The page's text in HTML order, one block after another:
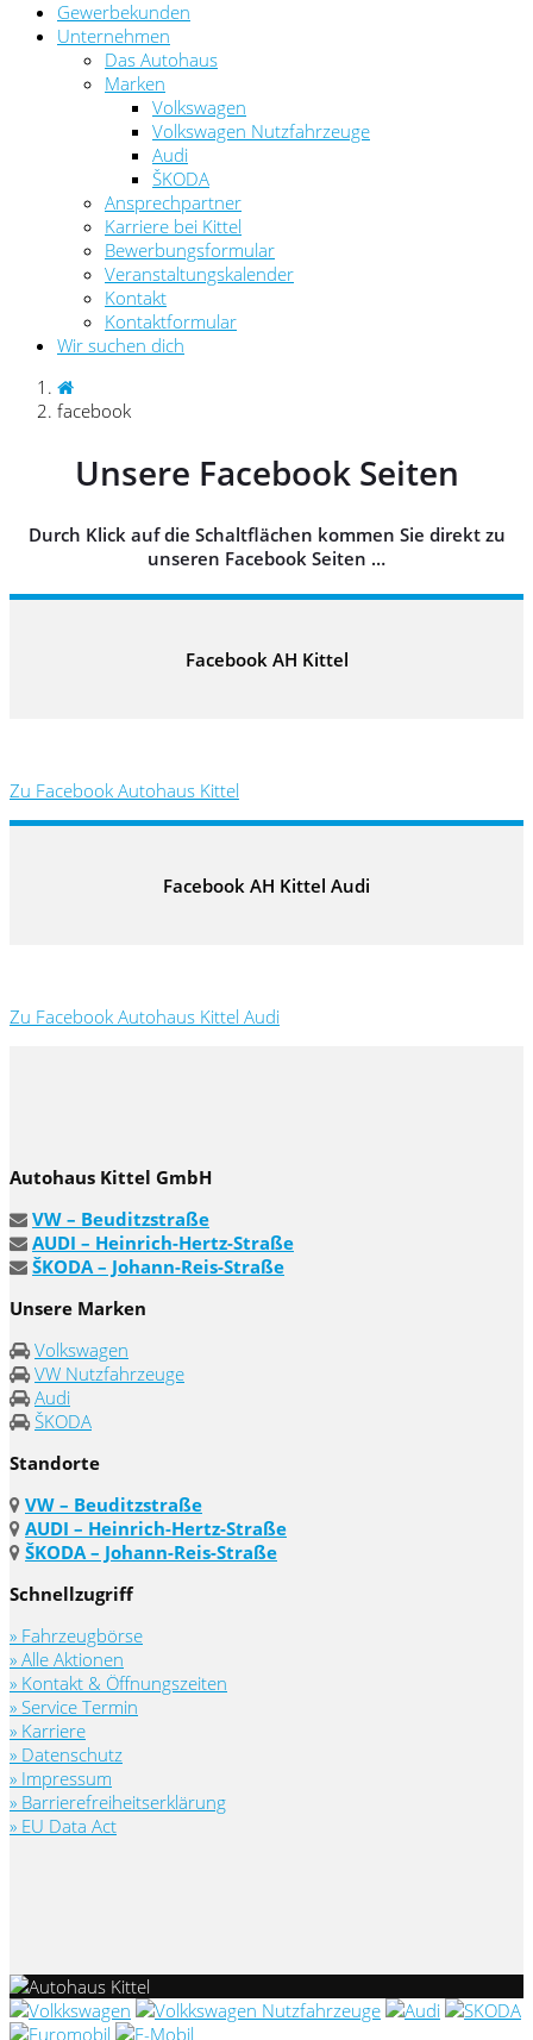
Gewerbekunden
Unternehmen
Das Autohaus
Marken
Volkswagen
Volkswagen Nutzfahrzeuge
Audi
ŠKODA
Ansprechpartner
Karriere bei Kittel
Bewerbungsformular
Veranstaltungskalender
Kontakt
Kontaktformular
Wir suchen dich
facebook
Unsere Facebook Seiten
Durch Klick auf die Schaltflächen kommen Sie direkt zu
unseren Facebook Seiten …
Facebook AH Kittel
Zu Facebook Autohaus Kittel
Facebook AH Kittel Audi
Zu Facebook Autohaus Kittel Audi
Autohaus Kittel GmbH
VW – Beuditzstraße
AUDI – Heinrich-Hertz-Straße
ŠKODA – Johann-Reis-Straße
Unsere Marken
Volkswagen
VW Nutzfahrzeuge
Audi
ŠKODA
Standorte
VW – Beuditzstraße
AUDI – Heinrich-Hertz-Straße
ŠKODA – Johann-Reis-Straße
Schnellzugriff
» Fahrzeugbörse
» Alle Aktionen
» Kontakt & Öffnungszeiten
» Service Termin
» Karriere
» Datenschutz
» Impressum
» Barrierefreiheitserklärung
» EU Data Act